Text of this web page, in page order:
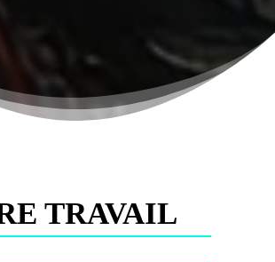
TRAVAIL